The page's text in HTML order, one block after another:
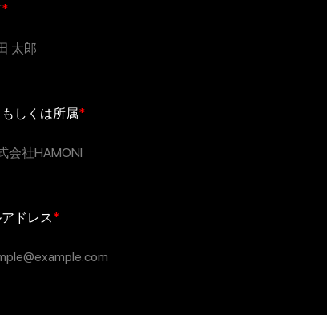
*
しくは所属*
ドレス*